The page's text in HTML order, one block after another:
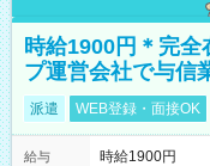
時給1900円＊完全
プ運営会社で与信
派遣 WEB登録・面接OK
給与
時給1900円